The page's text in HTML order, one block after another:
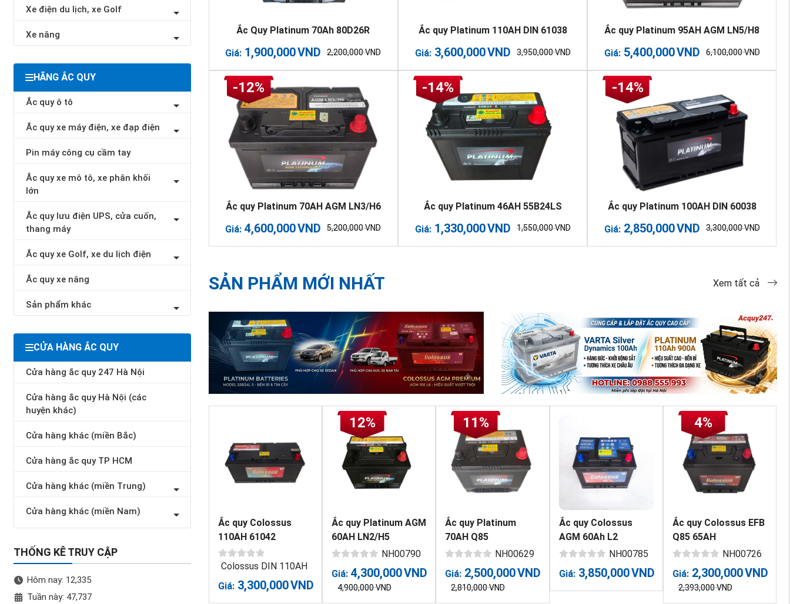
Xe điện du lịch, xe Golf
Xe nâng
HÃNG ẮC QUY
Ắc quy ô tô
Ắc quy xe máy điện, xe đạp điện
Pin máy công cụ cầm tay
Ắc quy xe mô tô, xe phân khối
lớn
Ắc quy lưu điện UPS, cửa cuốn,
thang máy
Ắc quy xe Golf, xe du lịch điện
Ắc quy xe nâng
Sản phẩm khác
CỬA HÀNG ẮC QUY
Cửa hàng ắc quy 247 Hà Nội
Cửa hàng ắc quy Hà Nội (các
huyện khác)
Cửa hàng khác (miền Bắc)
Cửa hàng ắc quy TP HCM
Cửa hàng khác (miền Trung)
Cửa hàng khác (miền Nam)
THỐNG KÊ TRUY CẬP
Hôm nay: 12,335
Tuần này: 47,737
Ắc Quy Platinum 70Ah 80D26R
Giá: 1,900,000VND 2,200,000VND
Ắc quy Platinum 110AH DIN 61038
Giá: 3,600,000VND 3,950,000VND
Ắc quy Platinum 95AH AGM LN5/H8
Giá: 5,400,000VND 6,100,000VND
-12%
Ắc quy Platinum 70AH AGM LN3/H6
Giá: 4,600,000VND 5,200,000VND
-14%
Ắc quy Platinum 46AH 55B24LS
Giá: 1,330,000VND 1,550,000VND
-14%
Ắc quy Platinum 100AH DIN 60038
Giá: 2,850,000VND 3,300,000VND
SẢN PHẨM MỚI NHẤT Xem tất cả
Ắc quy Colossus
110AH 61042
Colossus DIN 110AH
Giá: 3,300,000VND
12%
Ắc quy Platinum AGM
60AH LN2/H5
NH00790
Giá: 4,300,000VND
4,900,000VND
11%
Ắc quy Platinum
70AH Q85
NH00629
Giá: 2,500,000VND
2,810,000VND
Ắc quy Colossus
AGM 60Ah L2
NH00785
Giá: 3,850,000VND
4%
Ắc quy Colossus EFB
Q85 65AH
NH00726
Giá: 2,300,000VND
2,393,000VND